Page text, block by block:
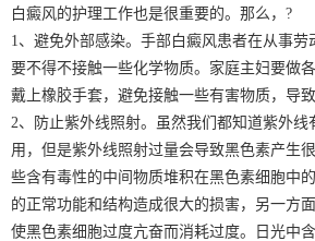
白癜风的护理工作也是很重要的。那么，?
1、避免外部感染。手部白癜风患者在从事劳
要不得不接触一些化学物质。家庭主妇要做
戴上橡胶手套，避免接触一些有害物质，导致
2、防止紫外线照射。虽然我们都知道紫外线
用，但是紫外线照射过量会导致黑色素产生
些含有毒性的中间物质堆积在黑色素细胞中
的正常功能和结构造成很大的损害，另一方
使黑色素细胞过度亢奋而消耗过度。日光中